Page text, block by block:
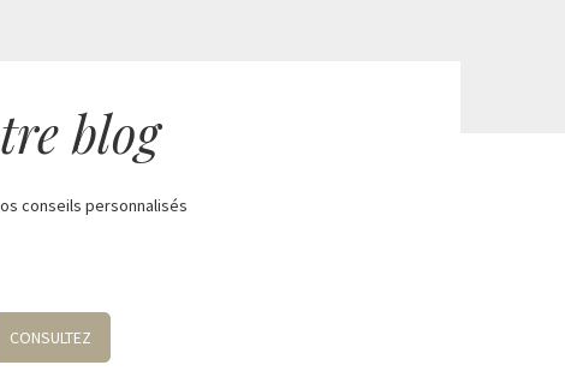
blog
conseils personnalisés
CONSULTEZ